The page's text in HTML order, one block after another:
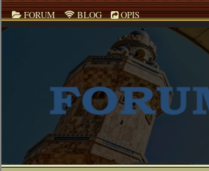
FORUM BLOG OPIS